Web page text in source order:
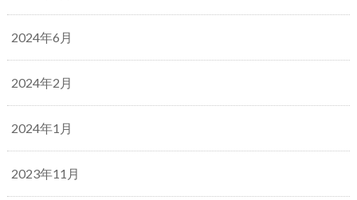
2024年6月
2024年2月
2024年1月
2023年11月